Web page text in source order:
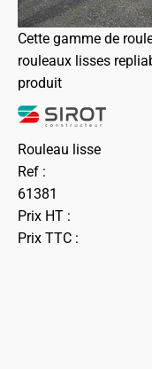
Cette gamme de
rouleaux lisses
produit
Rouleau lisse
Ref :
61381
Prix HT :
Prix TTC :